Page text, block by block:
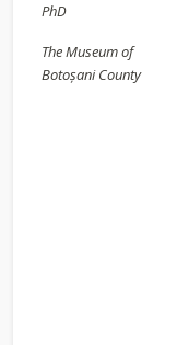
PhD
The Museum of
Botoșani County